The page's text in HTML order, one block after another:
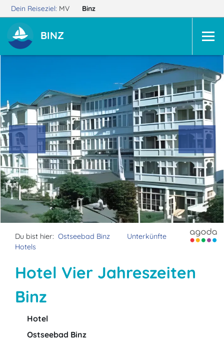
Dein Reiseziel: MV Binz
BINZ
Du bist hier: Ostseebad Binz
Unterkünfte
Hotels
Hotel Vier Jahreszeiten
Binz
Hotel
Ostseebad Binz